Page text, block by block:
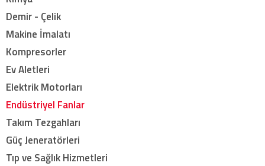
Demir - Çelik
Makine İmalatı
Kompresorler
Ev Aletleri
Elektrik Motorları
Endüstriyel Fanlar
Takım Tezgahları
Güç Jeneratörleri
Tıp ve Sağlık Hizmetleri